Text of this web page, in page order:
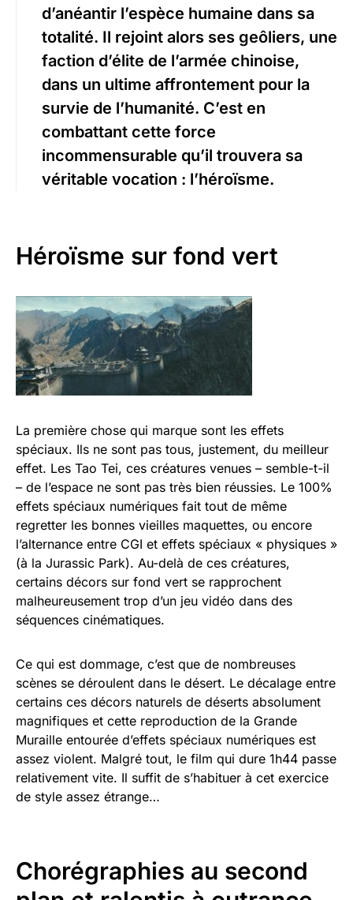
d’anéantir l’espèce humaine dans sa
totalité. Il rejoint alors ses geôliers, une
faction d’élite de l’armée chinoise,
dans un ultime affrontement pour la
survie de l’humanité. C’est en
combattant cette force
incommensurable qu’il trouvera sa
véritable vocation : l’héroïsme.
Héroïsme sur fond vert
La première chose qui marque sont les effets
spéciaux. Ils ne sont pas tous, justement, du meilleur
effet. Les Tao Tei, ces créatures venues – semble-t-il
– de l’espace ne sont pas très bien réussies. Le 100%
effets spéciaux numériques fait tout de même
regretter les bonnes vieilles maquettes, ou encore
l’alternance entre CGI et effets spéciaux « physiques »
(à la Jurassic Park). Au-delà de ces créatures,
certains décors sur fond vert se rapprochent
malheureusement trop d’un jeu vidéo dans des
séquences cinématiques.
Ce qui est dommage, c’est que de nombreuses
scènes se déroulent dans le désert. Le décalage entre
certains ces décors naturels de déserts absolument
magnifiques et cette reproduction de la Grande
Muraille entourée d’effets spéciaux numériques est
assez violent. Malgré tout, le film qui dure 1h44 passe
relativement vite. Il suffit de s’habituer à cet exercice
de style assez étrange…
Chorégraphies au second